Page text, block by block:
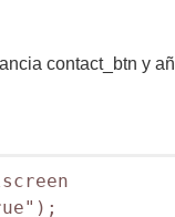
contact_btn y